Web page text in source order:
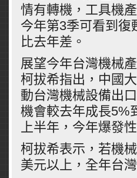
情有轉機，工具機
今年第3季可看到復
比去年差。
展望今年台灣機械
柯拔希指出，中國
動台灣機械設備出
機會較去年成長5%
上半年，今年爆發
柯拔希表示，若機
美元以上，全年台